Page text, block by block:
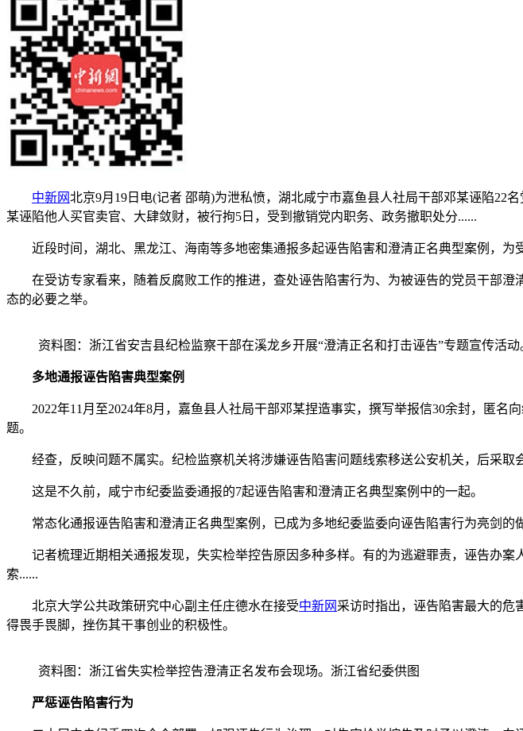
中新网北京9月19日电(记者 邵萌)为泄私愤，湖北咸宁市嘉鱼县人社局干部邓某诬陷22
某诬陷他人买官卖官、大肆敛财，被行拘5日，受到撤销党内职务、政务撤职处分......
近段时间，湖北、黑龙江、海南等多地密集通报多起诬告陷害和澄清正名典型案例，为
在受访专家看来，随着反腐败工作的推进，查处诬告陷害行为、为被诬告的党员干部澄
态的必要之举。
资料图：浙江省安吉县纪检监察干部在溪龙乡开展“澄清正名和打击诬告”专题宣传活
多地通报诬告陷害典型案例
2022年11月至2024年8月，嘉鱼县人社局干部邓某捏造事实，撰写举报信30余封，匿名
题。
经查，反映问题不属实。纪检监察机关将涉嫌诬告陷害问题线索移送公安机关，后采取
这是不久前，咸宁市纪委监委通报的7起诬告陷害和澄清正名典型案例中的一起。
常态化通报诬告陷害和澄清正名典型案例，已成为多地纪委监委向诬告陷害行为亮剑的做
记者梳理近期相关通报发现，失实检举控告原因多种多样。有的为逃避罪责，诬告办案
索......
北京大学公共政策研究中心副主任庄德水在接受中新网 采访时指出，诬告陷害最大的危
得畏手畏脚，挫伤其干事创业的积极性。
资料图：浙江省失实检举控告澄清正名发布会现场。浙江省纪委供图
严惩诬告陷害行为